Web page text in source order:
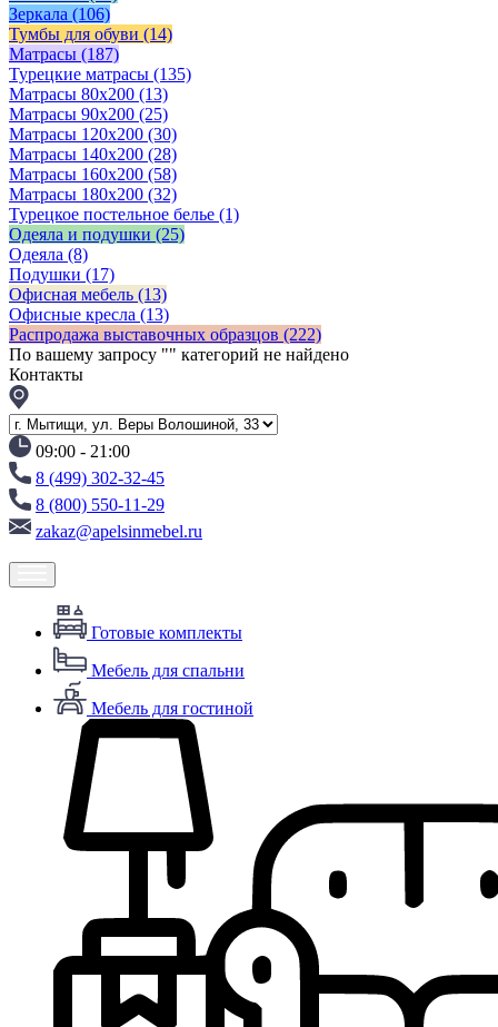
Зеркала (106)
Тумбы для обуви (14)
Матрасы (187)
Турецкие матрасы (135)
Матрасы 80x200 (13)
Матрасы 90х200 (25)
Матрасы 120х200 (30)
Матрасы 140х200 (28)
Матрасы 160х200 (58)
Матрасы 180х200 (32)
Турецкое постельное белье (1)
Одеяла и подушки (25)
Одеяла (8)
Подушки (17)
Офисная мебель (13)
Офисные кресла (13)
Распродажа выставочных образцов (222)
По вашему запросу "" категорий не найдено
Контакты
09:00 - 21:00
8 (499) 302-32-45
8 (800) 550-11-29
zakaz@apelsinmebel.ru
Готовые комплекты
Мебель для спальни
Мебель для гостиной